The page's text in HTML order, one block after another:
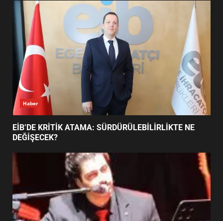
5
UZATILDI: NE DEĞİŞTİ?
6
BURHANİYE SATRANÇ
TURNUVASI KAYITLARI NEYİ
DEĞİŞTİRİYOR?
BURHANİYE BELEDİYESPOR’DA
YENİ YÖNETİM NASIL
Haber
EİB’DE KRİTİK ATAMA: SÜRDÜRÜLEBİLİRLİKTE NE
DEĞİŞECEK?